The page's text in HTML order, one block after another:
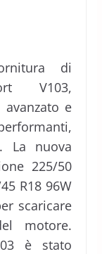
di
V103,
avanzato e
La nuova
225/50
R18 96W
scaricare
motore.
è stato